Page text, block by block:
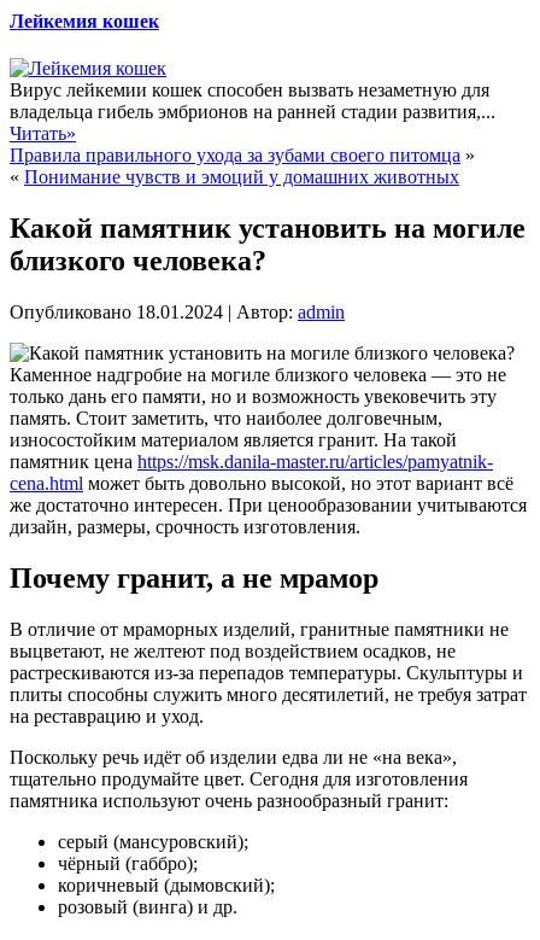
Лейкемия кошек
Вирус лейкемии кошек способен вызвать незаметную для
владельца гибель эмбрионов на ранней стадии развития,...
Читать»
Правила правильного ухода за зубами своего питомца »
« Понимание чувств и эмоций у домашних животных
Какой памятник установить на могиле
близкого человека?
Опубликовано 18.01.2024 | Автор: admin
Каменное надгробие на могиле близкого человека — это не
только дань его памяти, но и возможность увековечить эту
память. Стоит заметить, что наиболее долговечным,
износостойким материалом является гранит. На такой
памятник цена https://msk.danila-master.ru/articles/pamyatnik-
cena.html может быть довольно высокой, но этот вариант всё
же достаточно интересен. При ценообразовании учитываются
дизайн, размеры, срочность изготовления.
Почему гранит, а не мрамор
В отличие от мраморных изделий, гранитные памятники не
выцветают, не желтеют под воздействием осадков, не
растрескиваются из-за перепадов температуры. Скульптуры и
плиты способны служить много десятилетий, не требуя затрат
на реставрацию и уход.
Поскольку речь идёт об изделии едва ли не «на века»,
тщательно продумайте цвет. Сегодня для изготовления
памятника используют очень разнообразный гранит:
серый (мансуровский);
чёрный (габбро);
коричневый (дымовский);
розовый (винга) и др.